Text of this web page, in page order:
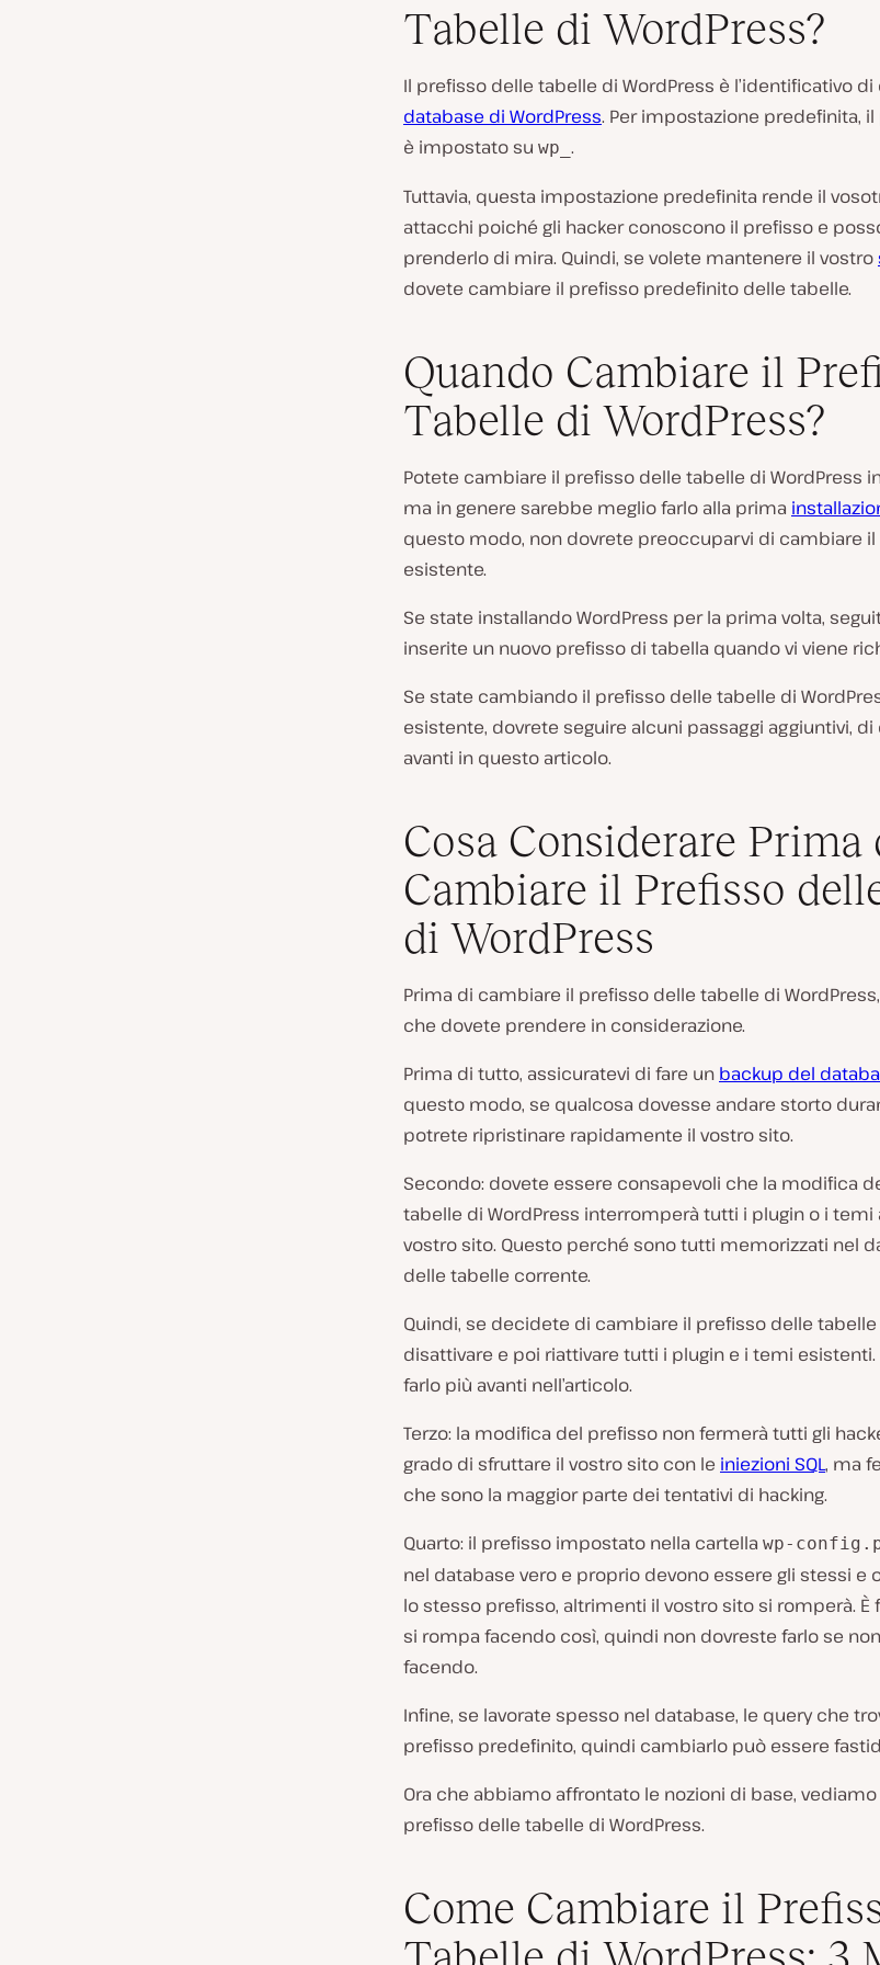
R
i
o
d
u
i
v
o
Tabelle di WordPress?
Il prefisso delle tabelle di WordPress è l’identificativo
database di WordPress. Per impostazione predefinita,
è impostato su wp_ .
Tuttavia, questa impostazione predefinita rende il
attacchi poiché gli hacker conoscono il prefisso e
prenderlo di mira. Quindi, se volete mantenere il vostro
dovete cambiare il prefisso predefinito delle tabelle.
Quando Cambiare il
Tabelle di WordPress?
Potete cambiare il prefisso delle tabelle di WordPress
ma in genere sarebbe meglio farlo alla prima
questo modo, non dovrete preoccuparvi di cambiare
esistente.
Se state installando WordPress per la prima volta,
inserite un nuovo prefisso di tabella quando vi viene
Se state cambiando il prefisso delle tabelle di
esistente, dovrete seguire alcuni passaggi aggiuntivi,
avanti in questo articolo.
Cosa Considerare Prima
Cambiare il Prefisso
di WordPress
Prima di cambiare il prefisso delle tabelle di
che dovete prendere in considerazione.
Prima di tutto, assicuratevi di fare un backup del
questo modo, se qualcosa dovesse andare storto
potrete ripristinare rapidamente il vostro sito.
Secondo: dovete essere consapevoli che la modifica
tabelle di WordPress interromperà tutti i plugin o i
vostro sito. Questo perché sono tutti memorizzati nel
delle tabelle corrente.
Quindi, se decidete di cambiare il prefisso delle tabelle
disattivare e poi riattivare tutti i plugin e i temi
farlo più avanti nell’articolo.
Terzo: la modifica del prefisso non fermerà tutti gli
grado di sfruttare il vostro sito con le iniezioni SQL, ma
che sono la maggior parte dei tentativi di hacking.
Quarto: il prefisso impostato nella cartella wp-
nel database vero e proprio devono essere gli stessi e
lo stesso prefisso, altrimenti il vostro sito si romperà. È
si rompa facendo così, quindi non dovreste farlo se
facendo.
Infine, se lavorate spesso nel database, le query che
prefisso predefinito, quindi cambiarlo può essere
Ora che abbiamo affrontato le nozioni di base,
prefisso delle tabelle di WordPress.
Come Cambiare il